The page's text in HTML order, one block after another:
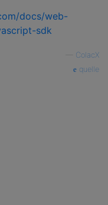
docs/web-
sdk
ColacX
quelle